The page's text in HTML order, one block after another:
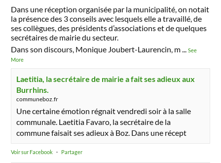
Dans une réception organisée par la municipalité, on notait
la présence des 3 conseils avec lesquels elle a travaillé, de
ses collègues, des présidents d’associations et de quelques
secrétaires de mairie du secteur.
Dans son discours, Monique Joubert-Laurencin, m
...See
More
Laetitia, la secrétaire de mairie a fait ses adieux aux
Burrhins.
communeboz.fr
Une certaine émotion régnait vendredi soir à la salle
communale. Laetitia Favaro, la secrétaire de la
commune faisait ses adieux à Boz. Dans une récept
Voir sur Facebook · Partager